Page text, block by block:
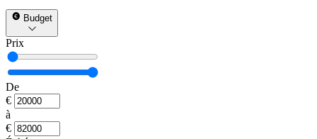
Budget
Prix
De
€
à
€